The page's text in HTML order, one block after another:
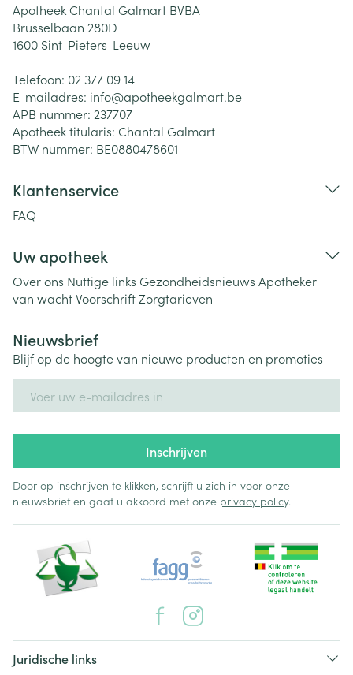
Apotheek Chantal Galmart BVBA
Brusselbaan 280D
1600 Sint-Pieters-Leeuw
Telefoon: 02 377 09 14
E-mailadres: info@apotheekgalmart.be
APB nummer: 237707
Apotheek titularis: Chantal Galmart
BTW nummer: BE0880478601
Klantenservice
FAQ
Uw apotheek
Over ons Nuttige links Gezondheidsnieuws Apotheker
van wachtVoorschriftZorgtarieven
Nieuwsbrief
Blijf op de hoogte van nieuwe producten en promoties
Inschrijven
Door op inschrijven te klikken, schrijft u zich in voor onze
nieuwsbrief en gaat u akkoord met onze privacy policy.
Juridische links